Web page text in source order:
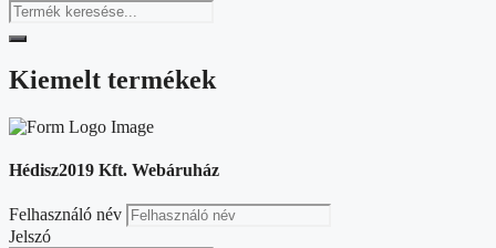
Kiemelt termékek
Hédisz2019 Kft. Webáruház
Felhasználó név
Jelszó